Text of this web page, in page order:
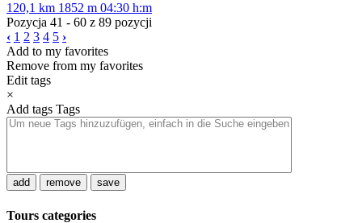
120,1 km 1852 m 04:30 h:m
Pozycja 41 - 60 z 89 pozycji
‹ 1 2 3 4 5 ›
Add to my favorites
Remove from my favorites
Edit tags
×
Add tags Tags
add remove save
Tours categories